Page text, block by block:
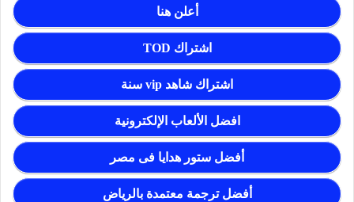
أعلن هنا
اشتراك TOD
اشتراك شاهد vip سنة
افضل الألعاب الإلكترونية
أفضل ستور هدايا فى مصر
أفضل ترجمة معتمدة بالرياض